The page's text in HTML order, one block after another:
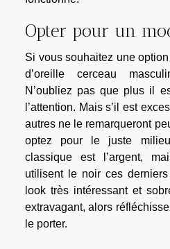
Opter pour un
Si vous souhaitez une
d’oreille cerceau
N’oubliez pas que plus il
l’attention. Mais s’il est
autres ne le remarqueront
optez pour le juste
classique est l’argent,
utilisent le noir ces
look très intéressant et
extravagant, alors
le porter.